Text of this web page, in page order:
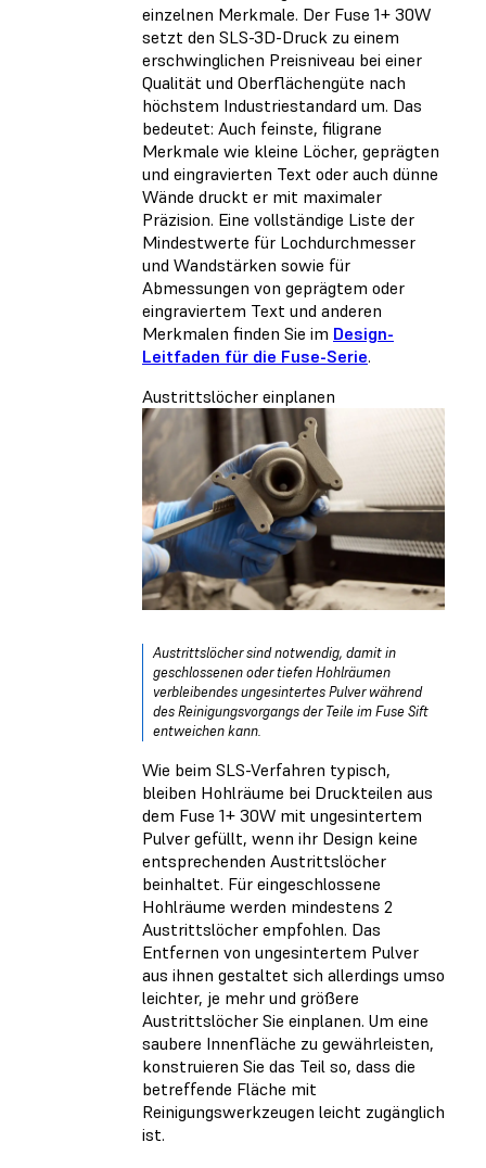
einzelnen Merkmale. Der Fuse 1+ 30W
setzt den SLS-3D-Druck zu einem
erschwinglichen Preisniveau bei einer
Qualität und Oberflächengüte nach
höchstem Industriestandard um. Das
bedeutet: Auch feinste, filigrane
Merkmale wie kleine Löcher, geprägten
und eingravierten Text oder auch dünne
Wände druckt er mit maximaler
Präzision. Eine vollständige Liste der
Mindestwerte für Lochdurchmesser
und Wandstärken sowie für
Abmessungen von geprägtem oder
eingraviertem Text und anderen
Merkmalen finden Sie im Design-
Leitfaden für die Fuse-Serie.
Austrittslöcher einplanen
Austrittslöcher sind notwendig, damit in
geschlossenen oder tiefen Hohlräumen
verbleibendes ungesintertes Pulver während
des Reinigungsvorgangs der Teile im Fuse Sift
entweichen kann.
Wie beim SLS-Verfahren typisch,
bleiben Hohlräume bei Druckteilen aus
dem Fuse 1+ 30W mit ungesintertem
Pulver gefüllt, wenn ihr Design keine
entsprechenden Austrittslöcher
beinhaltet. Für eingeschlossene
Hohlräume werden mindestens 2
Austrittslöcher empfohlen. Das
Entfernen von ungesintertem Pulver
aus ihnen gestaltet sich allerdings umso
leichter, je mehr und größere
Austrittslöcher Sie einplanen. Um eine
saubere Innenfläche zu gewährleisten,
konstruieren Sie das Teil so, dass die
betreffende Fläche mit
Reinigungswerkzeugen leicht zugänglich
ist.